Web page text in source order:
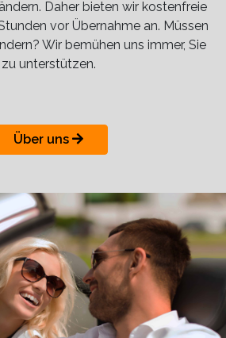
Daher bieten wir kostenfreie
vor Übernahme an. Müssen
Wir bemühen uns immer, Sie
zu unterstützen.
Über uns